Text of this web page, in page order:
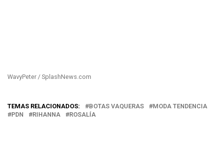
WavyPeter / SplashNews.com
TEMAS RELACIONADOS: BOTAS VAQUERAS
MODA TENDENCIA
PDN
RIHANNA ROSALÍA